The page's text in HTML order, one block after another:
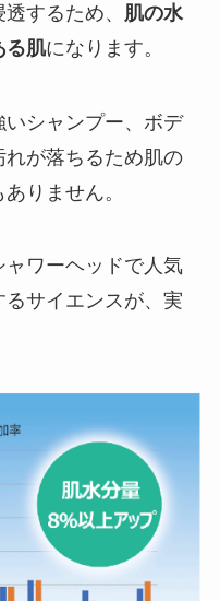
するため、
肌の水
る肌になります。
いシャンプー、ボデ
れが落ちるため肌の
りません。
ワーヘッドで人気
サイエンスが、実